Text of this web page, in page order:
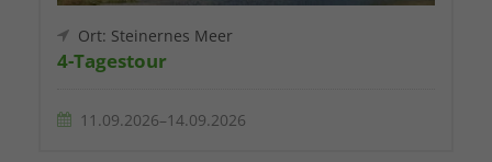
Ort: Steinernes Meer
4-Tagestour
11.09.2026–14.09.2026